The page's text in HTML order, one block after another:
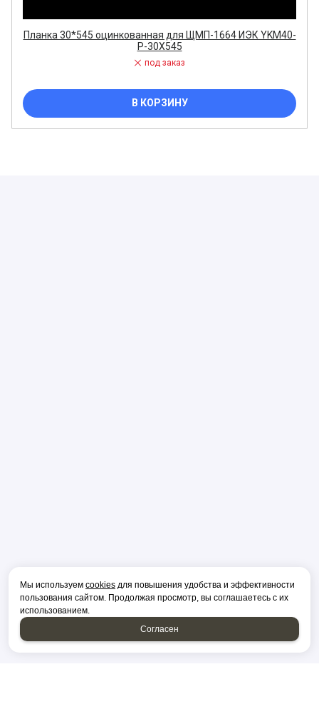
Планка 30*545 оцинкованная для ЩМП-1664 ИЭК YKM40-
P-30X545
под заказ
В КОРЗИНУ
Мы используем cookies для повышения удобства и эффективности
пользования сайтом. Продолжая просмотр, вы соглашаетесь с их
использованием.
Согласен